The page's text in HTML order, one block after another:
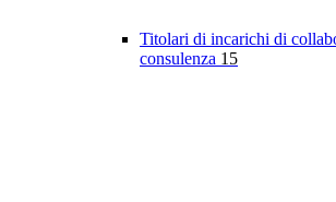
Titolari di incarichi di
consulenza 15